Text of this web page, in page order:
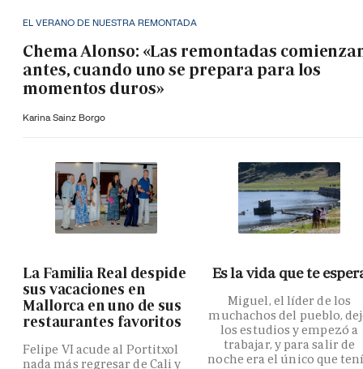
EL VERANO DE NUESTRA REMONTADA
Chema Alonso: «Las remontadas
antes, cuando uno se prepara para los
momentos duros»
Karina Sainz Borgo
La Familia Real despide
sus vacaciones en
Mallorca en uno de sus
restaurantes favoritos
Felipe VI acude al Portitxol
nada más regresar de Cali y
Es la vida que te
Miguel, el líder de los
muchachos del pueblo,
los estudios y empezó a
trabajar, y para salir de
noche era el único que